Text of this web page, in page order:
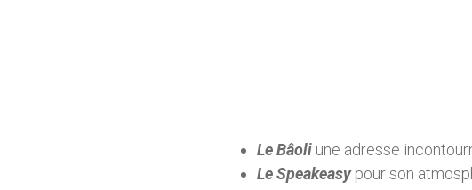
Le Bâoli une adresse
Le Speakeasypour son